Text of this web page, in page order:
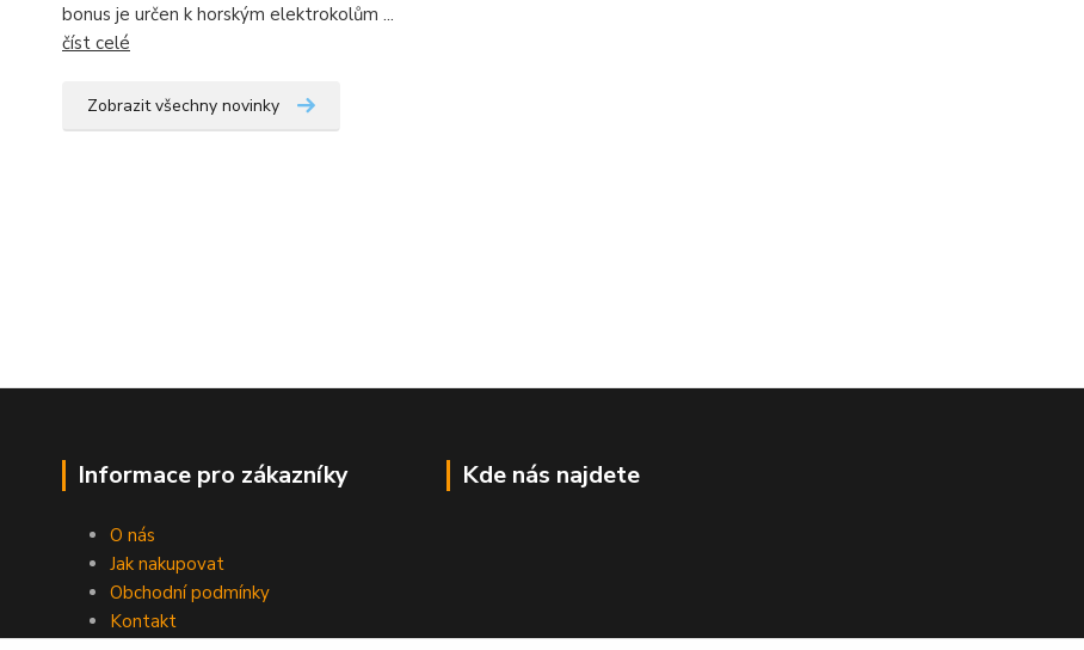
bonus je určen k horským elektrokolům ...
číst celé
Zobrazit všechny novinky
Informace pro zákazníky
O nás
Jak nakupovat
Obchodní podmínky
Kontakt
Kde nás najdete